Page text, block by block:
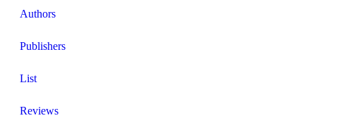
Authors
Publishers
List
Reviews